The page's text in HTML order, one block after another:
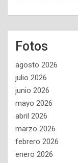
Fotos
agosto 2026
julio 2026
junio 2026
mayo 2026
abril 2026
marzo 2026
febrero 2026
enero 2026